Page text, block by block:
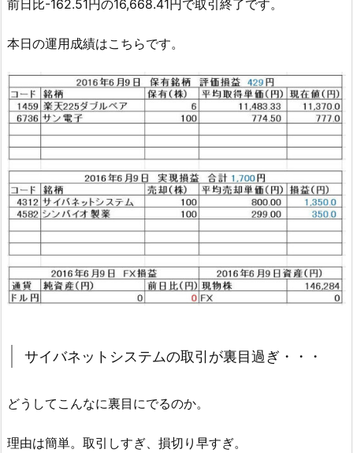
前日比-162.51円の16,668.41円で取引終了です。
本日の運用成績はこちらです。
サイバネットシステムの取引が裏目過ぎ・・・
どうしてこんなに裏目にでるのか。
理由は簡単。取引しすぎ、損切り早すぎ。